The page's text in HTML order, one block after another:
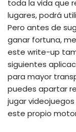
toda la vida que
lugares, podrá
Pero antes de
ganar fortuna,
este write-up
siguientes
para mayor
puedes apartar
jugar
este propio